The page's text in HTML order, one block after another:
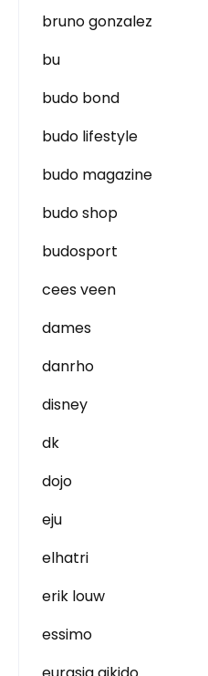
bruno gonzalez
bu
budo bond
budo lifestyle
budo magazine
budo shop
budosport
cees veen
dames
danrho
disney
dk
dojo
eju
elhatri
erik louw
essimo